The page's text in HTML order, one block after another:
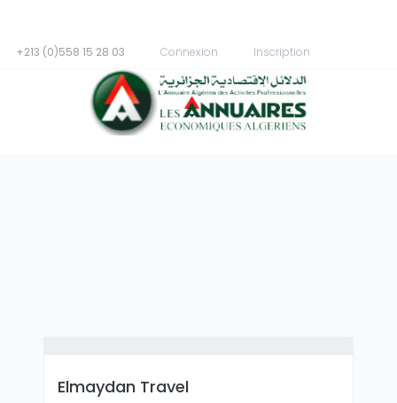
+213 (0)558 15 28 03 Connexion Inscription
Elmaydan Travel